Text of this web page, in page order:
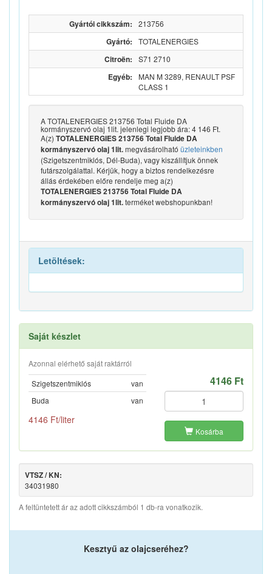
Gyártói cikkszám: 213756
Gyártó: TOTALENERGIES
Citroën: S71 2710
Egyéb:
MAN M 3289, RENAULT PSF
CLASS 1
A TOTALENERGIES 213756 Total Fluide DA
kormányszervó olaj 1lit. jelenlegi legjobb ára: 4 146 Ft.
A(z) TOTALENERGIES 213756 Total Fluide DA
kormányszervó olaj 1lit.megvásárolható üzleteinkben
(Szigetszentmiklós, Dél-Buda), vagy kiszállítjuk önnek
futárszolgálattal. Kérjük, hogy a biztos rendelkezésre
állás érdekében előre rendelje meg a(z)
TOTALENERGIES 213756 Total Fluide DA
kormányszervó olaj 1lit.terméket webshopunkban!
Letöltések:
Saját készlet
Azonnal elérhető saját raktárról
Szigetszentmiklós
van
Buda
van
4146 Ft/liter
4146 Ft
Kosárba
VTSZ / KN:
34031980
A feltüntetett ár az adott cikkszámból 1 db-ra vonatkozik.
Kesztyű az olajcseréhez?